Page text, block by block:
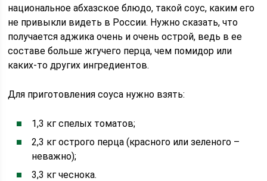
национальное абхазское блюдо, такой соус, каким его
не привыкли видеть в России. Нужно сказать, что
получается аджика очень и очень острой, ведь в ее
составе больше жгучего перца, чем помидор или
каких-то других ингредиентов.
Для приготовления соуса нужно взять:
1,3 кг спелых томатов;
2,3 кг острого перца (красного или зеленого –
неважно);
3,3 кг чеснока.